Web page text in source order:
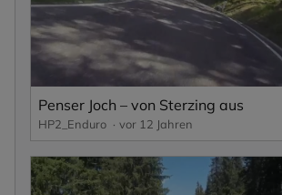
Penser Joch – von Sterzing aus
HP2_Enduro vor 12 Jahren